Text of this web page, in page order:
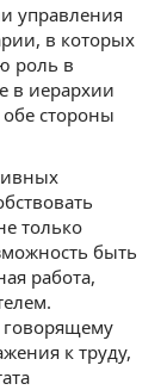
управления
в которых
роль в
в иерархии
стороны
только
быть
работа,
говорящему
к труду,